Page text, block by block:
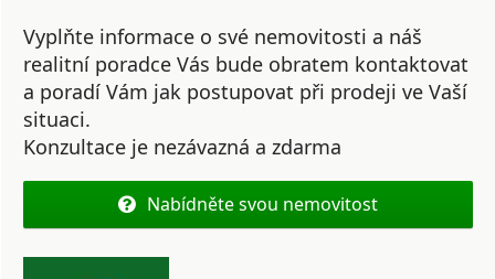
Vyplňte informace o své nemovitosti a náš
realitní poradce Vás bude obratem kontaktovat
a poradí Vám jak postupovat při prodeji ve Vaší
situaci.
Konzultace je nezávazná a zdarma
Nabídněte svou nemovitost